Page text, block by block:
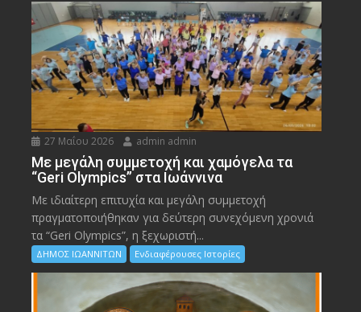
27 Μαΐου 2026 admin admin
Με μεγάλη συμμετοχή και χαμόγελα τα
“Geri Olympics” στα Ιωάννινα
Με ιδιαίτερη επιτυχία και μεγάλη συμμετοχή
πραγματοποιήθηκαν για δεύτερη συνεχόμενη χρονιά
τα “Geri Olympics”, η ξεχωριστή...
ΔΗΜΟΣ ΙΩΑΝΝΙΤΩΝ Ενδιαφέρουσες Ιστορίες